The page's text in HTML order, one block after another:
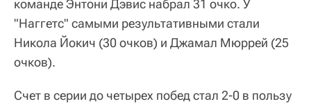
команде Энтони Дэвис набрал 31 очко. У
"Наггетс" самыми результативными стали
Никола Йокич (30 очков) и Джамал Мюррей (25
очков).
Счет в серии до четырех побед стал 2-0 в пользу